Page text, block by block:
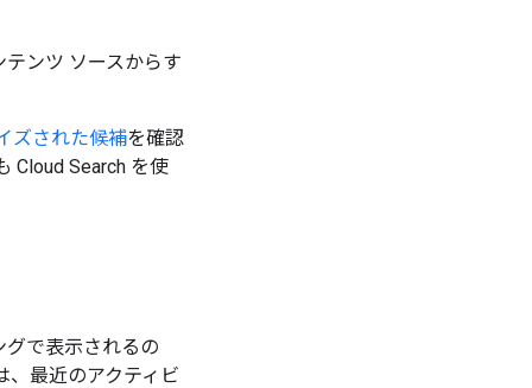
ンツ ソースからす
ズされた候補を確認
Cloud Search を使
で表示されるの
、最近のアクティビ